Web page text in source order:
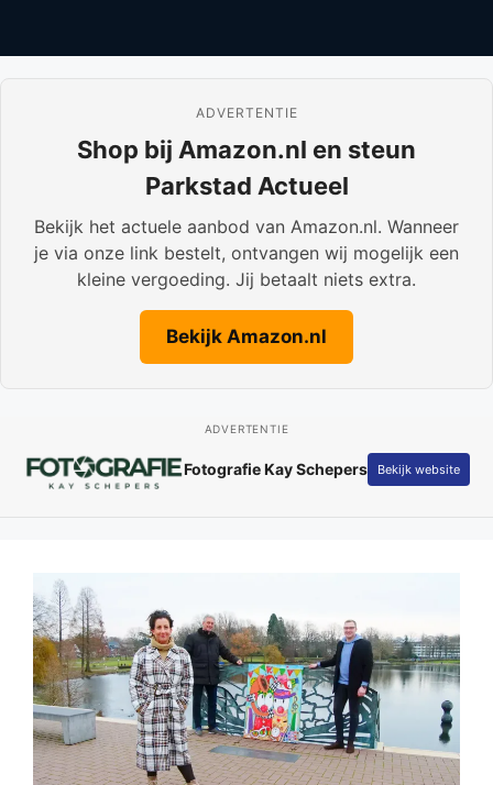
ADVERTENTIE
Shop bij Amazon.nl en steun
Parkstad Actueel
Bekijk het actuele aanbod van Amazon.nl. Wanneer
je via onze link bestelt, ontvangen wij mogelijk een
kleine vergoeding. Jij betaalt niets extra.
Bekijk Amazon.nl
ADVERTENTIE
Fotografie Kay Schepers Bekijk website